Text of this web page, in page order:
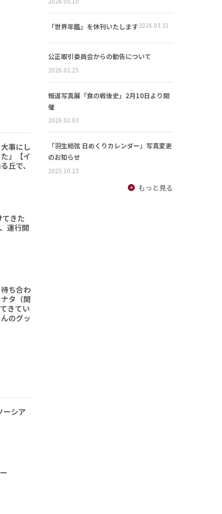
事にし
」【イ
丘で、
きた
運行開
ち合わ
タ（関
きてい
のグッ
ーシア
「世界年鑑」を休刊いたします2026.03.31
公正取引委員会からの勧告について
2026.02.25
報道写真展「食の戦後史」2月10日より開
催
2026.02.03
「羽生結弦 日めくりカレンダー」写真変更
のお知らせ
2025.10.23
もっと見る